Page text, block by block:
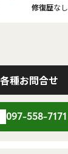
修復歴なし
各種お問合せ
097-558-7171